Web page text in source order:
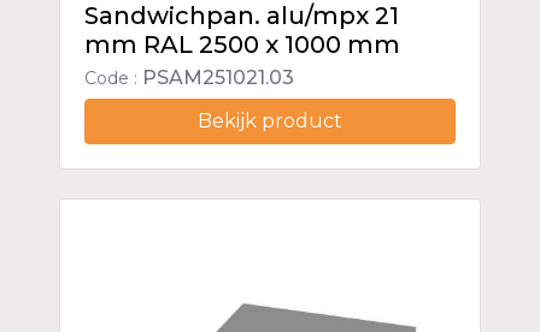
Sandwichpan. alu/mpx 21
mm RAL 2500 x 1000 mm
Code : PSAM251021.03
Bekijk product